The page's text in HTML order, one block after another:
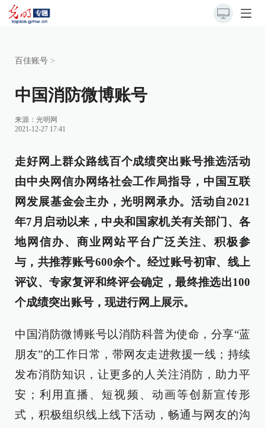
百佳账号 >
中国消防微博账号
来源： 光明网
2021-12-27 17:41
走好网上群众路线百个成绩突出账号推选活动
由中央网信办网络社会工作局指导，中国互联
网发展基金会主办，光明网承办。活动自2021
年7月启动以来，中央和国家机关有关部门、各
地网信办、商业网站平台广泛关注、积极参
与，共推荐账号600余个。经过账号初审、线上
评议、专家复评和终评会确定，最终推选出100
个成绩突出账号，现进行网上展示。
中国消防微博账号以消防科普为使命，分享“蓝
朋友”的工作日常，带网友走进救援一线；持续
发布消防知识，让更多的人关注消防，助力平
安；利用直播、短视频、动画等创新宣传形
式，积极组织线上线下活动，畅通与网友的沟